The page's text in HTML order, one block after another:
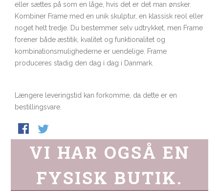
eller sættes på som en låge, hvis det er det man ønsker.
Kombiner Frame med en unik skulptur, en klassisk reol eller
noget helt tredje. Du bestemmer selv udtrykket, men Frame
forener både æstitik, kvalitet og funktionalitet og
kombinationsmulighederne er uendelige. Frame
produceres stadig den dag i dag i Danmark.
Længere leveringstid kan forkomme, da dette er en
bestillingsvare.
VI HAR OGSÅ EN
FYSISK BUTIK.